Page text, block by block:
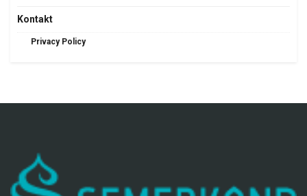
Kontakt
Privacy Policy